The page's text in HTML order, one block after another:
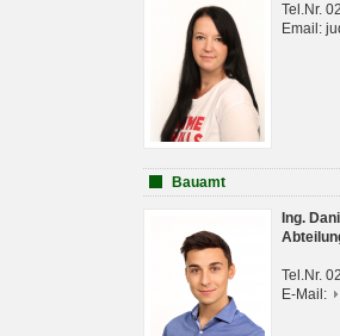
Tel.Nr.
Email:
Bauamt
Ing.
Tel.Nr.
E-Mail: